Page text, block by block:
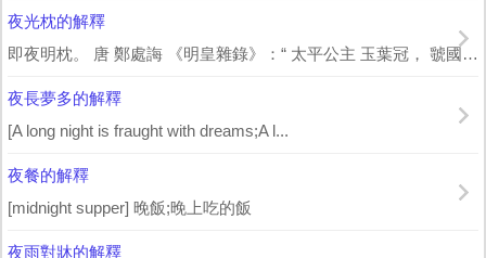
夜光枕的解釋
即夜明枕。 唐 鄭處誨 《明皇雜錄》：“ 太平公主 玉葉冠， 虢國夫人 夜光枕...
夜長夢多的解釋
[A long night is fraught with dreams;A l...
夜餐的解釋
[midnight supper] 晚飯;晚上吃的飯
夜雨對牀的解釋